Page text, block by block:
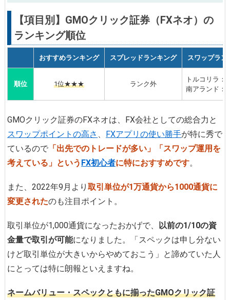
【項目別】GMOクリック証券（FXネオ）の
ランキング順位
おすすめランキング スプレッドランキング スワップラン
順位 1位★★★ ランク外
トルコリラ
南アランド
GMOクリック証券のFXネオは、FX会社としての総合力と
スワップポイントの高さ 、 FXアプリの使い勝手が特に秀で
ているので 「出先でのトレードが多い」「スワップ運用を
考えている」という FX初心者に特におすすめです。
また、2022年9月より取引単位が1万通貨から1000通貨に
変更されたのも注目ポイント。
取引単位が1,000通貨になったおかげで、 以前の1/10の資
金量で取引が可能になりました。「スペックは申し分ない
けど取引単位が大きいからやめておこう」と諦めていた人
にとっては特に朗報といえますね。
ネームバリュー・スペックともに揃ったGMOクリック証